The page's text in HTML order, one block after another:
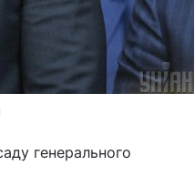
генерального